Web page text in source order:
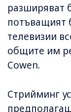
разширяват
потъващият
телевизии
общите им
Cowen.
Стрийминг